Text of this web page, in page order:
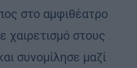
στο αμφιθέατρο
χαιρετισμό στους
συνομίλησε μαζί